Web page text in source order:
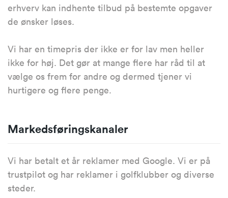
erhverv kan indhente tilbud på bestemte opgaver
de ønsker løses.
Vi har en timepris der ikke er for lav men heller
ikke for høj. Det gør at mange flere har råd til at
vælge os frem for andre og dermed tjener vi
hurtigere og flere penge.
Markedsføringskanaler
Vi har betalt et år reklamer med Google. Vi er på
trustpilot og har reklamer i golfklubber og diverse
steder.